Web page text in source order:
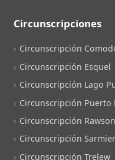
Circunscripciones
Circunscripción
Circunscripción Esquel
Circunscripción Lago
Circunscripción Puerto
Circunscripción Rawson
Circunscripción
Circunscripción Trelew